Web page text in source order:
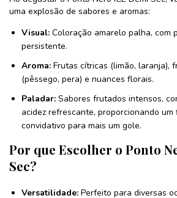
uma explosão de sabores e aromas:
Visual: Coloração amarelo palha, com
persistente.
Aroma: Frutas cítricas (limão, laranja),
(pêssego, pera) e nuances florais.
Paladar: Sabores frutados intensos,
acidez refrescante, proporcionando
convidativo para mais um gole.
Por que Escolher o Ponto
Sec?
Versatilidade: Perfeito para diversas